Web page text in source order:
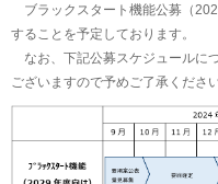
ブラックスタート機能公募（
することを予定しております。
なお、下記公募スケジュールに
ございますので予めご了承ください